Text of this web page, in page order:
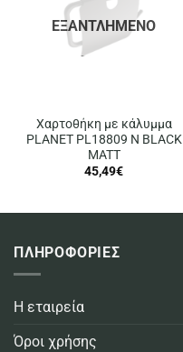
ΕΞΑΝΤΛΗΜΈΝΟ
Χαρτοθήκη με κάλυμμα
PLANET PL18809 N BLACK
MATT
45,49€
ΠΛΗΡΟΦΟΡΙΕΣ
Η εταιρεία
Όροι χρήσης